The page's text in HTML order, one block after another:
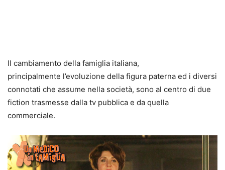
Il cambiamento della famiglia italiana,
principalmente l’evoluzione della figura paterna ed i diversi
connotati che assume nella società, sono al centro di due
fiction trasmesse dalla tv pubblica e da quella
commerciale.